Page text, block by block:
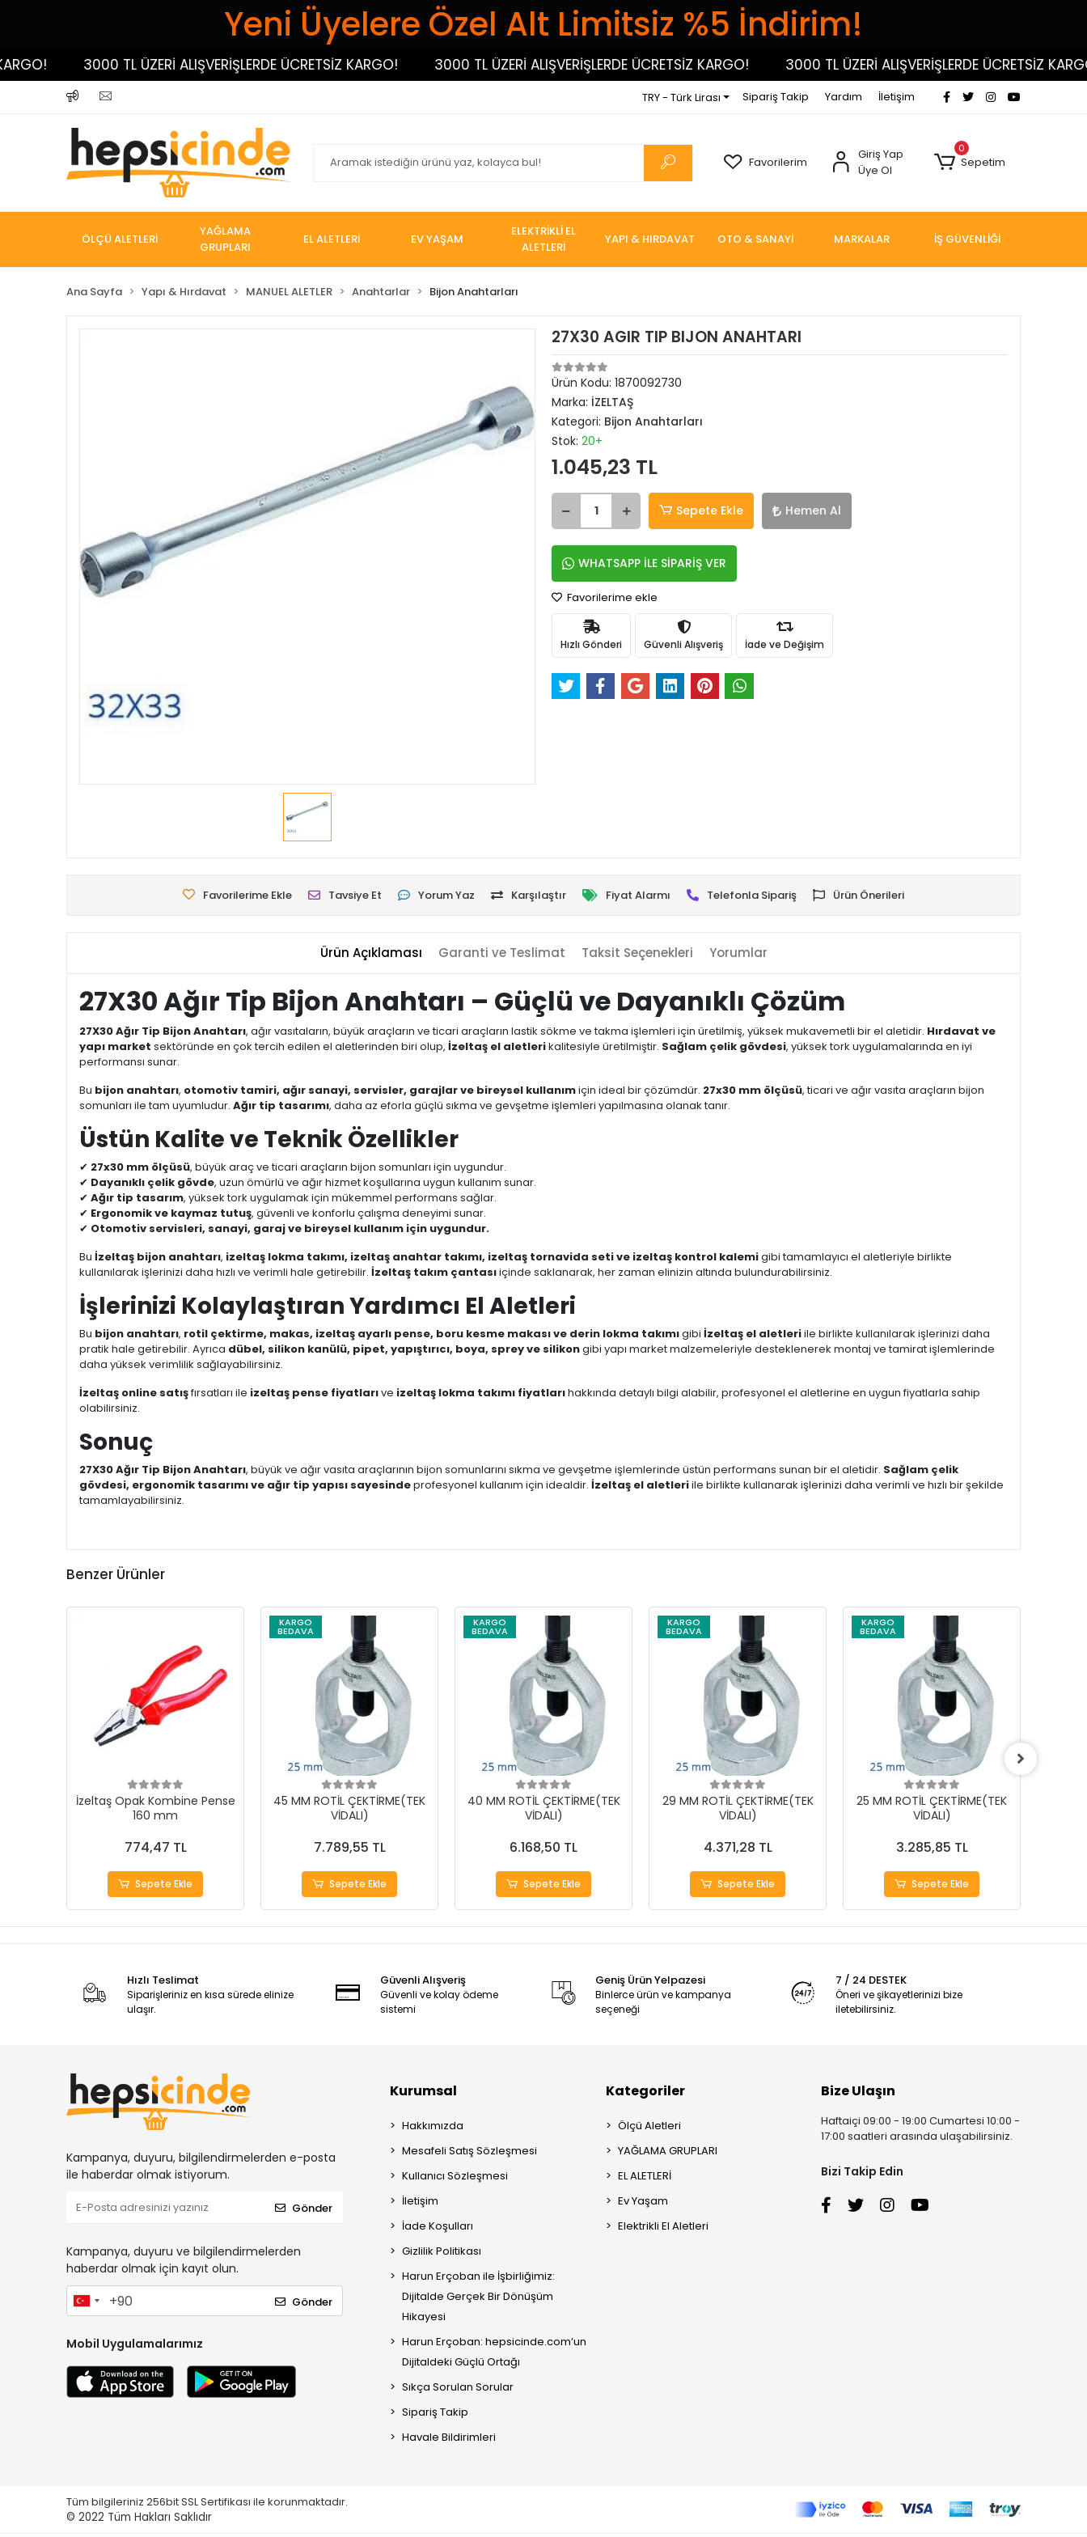
Yeni Üyelere Özel Alt Limitsiz %5 İndirim!
3000 TL ÜZERİ ALIŞVERİŞLERDE ÜCRETSİZ KARGO! 3000 TL ÜZERİ ALIŞVERİŞLERDE ÜCRETSİZ KARGO! 3000 TL ÜZERİ ALIŞVERİŞLERDE ÜCRETSİZ KARGO!
TRY - Türk Lirası Sipariş Takip Yardım İletişim
Favorilerim
Giriş Yap
Üye Ol
0
Sepetim
ÖLÇÜ ALETLERİ
YAĞLAMA
GRUPLARI
EL ALETLERİ EV YAŞAM
ELEKTRİKLİ EL
ALETLERİ
YAPI & HIRDAVAT OTO & SANAYİ MARKALAR İŞ GÜVENLİĞİ
Ana Sayfa Yapı & Hırdavat MANUEL ALETLER Anahtarlar Bijon Anahtarları
27X30 AGIR TIP BIJON ANAHTARI
Ürün Kodu: 1870092730
Marka: İZELTAŞ
Kategori: Bijon Anahtarları
Stok: 20+
1.045,23 TL
Sepete Ekle Hemen Al
WHATSAPP İLE SİPARİŞ VER
Favorilerime ekle
Hızlı Gönderi Güvenli Alışveriş İade ve Değişim
Favorilerime Ekle Tavsiye Et Yorum Yaz Karşılaştır Fiyat Alarmı Telefonla Sipariş Ürün Önerileri
Ürün Açıklaması Garanti ve Teslimat Taksit Seçenekleri Yorumlar
27X30 Ağır Tip Bijon Anahtarı – Güçlü ve Dayanıklı Çözüm
27X30 Ağır Tip Bijon Anahtarı, ağır vasıtaların, büyük araçların ve ticari araçların lastik sökme ve takma işlemleri için üretilmiş, yüksek mukavemetli bir el aletidir. Hırdavat ve
yapı market sektöründe en çok tercih edilen el aletlerinden biri olup, İzeltaş el aletlerikalitesiyle üretilmiştir. Sağlam çelik gövdesi, yüksek tork uygulamalarında en iyi
performansı sunar.
Bu bijon anahtarı, otomotiv tamiri, ağır sanayi, servisler, garajlar ve bireysel kullanımiçin ideal bir çözümdür. 27x30 mm ölçüsü, ticari ve ağır vasıta araçların bijon
somunları ile tam uyumludur. Ağır tip tasarımı, daha az eforla güçlü sıkma ve gevşetme işlemleri yapılmasına olanak tanır.
Üstün Kalite ve Teknik Özellikler
✔ 27x30 mm ölçüsü, büyük araç ve ticari araçların bijon somunları için uygundur.
✔ Dayanıklı çelik gövde, uzun ömürlü ve ağır hizmet koşullarına uygun kullanım sunar.
✔ Ağır tip tasarım, yüksek tork uygulamak için mükemmel performans sağlar.
✔ Ergonomik ve kaymaz tutuş, güvenli ve konforlu çalışma deneyimi sunar.
✔ Otomotiv servisleri, sanayi, garaj ve bireysel kullanım için uygundur.
Bu İzeltaş bijon anahtarı, izeltaş lokma takımı, izeltaş anahtar takımı, izeltaş tornavida seti ve izeltaş kontrol kalemigibi tamamlayıcı el aletleriyle birlikte
kullanılarak işlerinizi daha hızlı ve verimli hale getirebilir. İzeltaş takım çantasıiçinde saklanarak, her zaman elinizin altında bulundurabilirsiniz.
İşlerinizi Kolaylaştıran Yardımcı El Aletleri
Bu bijon anahtarı, rotil çektirme, makas, izeltaş ayarlı pense, boru kesme makası ve derin lokma takımıgibi İzeltaş el aletleriile birlikte kullanılarak işlerinizi daha
pratik hale getirebilir. Ayrıca dübel, silikon kanülü, pipet, yapıştırıcı, boya, sprey ve silikongibi yapı market malzemeleriyle desteklenerek montaj ve tamirat işlemlerinde
daha yüksek verimlilik sağlayabilirsiniz.
İzeltaş online satışfırsatları ile izeltaş pense fiyatlarıve izeltaş lokma takımı fiyatlarıhakkında detaylı bilgi alabilir, profesyonel el aletlerine en uygun fiyatlarla sahip
olabilirsiniz.
Sonuç
27X30 Ağır Tip Bijon Anahtarı, büyük ve ağır vasıta araçlarının bijon somunlarını sıkma ve gevşetme işlemlerinde üstün performans sunan bir el aletidir. Sağlam çelik
gövdesi, ergonomik tasarımı ve ağır tip yapısı sayesindeprofesyonel kullanım için idealdir. İzeltaş el aletleriile birlikte kullanarak işlerinizi daha verimli ve hızlı bir şekilde
tamamlayabilirsiniz.
Benzer Ürünler
İzeltaş Opak Kombine Pense
160 mm
774,47 TL
Sepete Ekle
KARGO
BEDAVA
45 MM ROTİL ÇEKTİRME(TEK
VİDALI)
7.789,55 TL
Sepete Ekle
KARGO
BEDAVA
40 MM ROTİL ÇEKTİRME(TEK
VİDALI)
6.168,50 TL
Sepete Ekle
KARGO
BEDAVA
29 MM ROTİL ÇEKTİRME(TEK
VİDALI)
4.371,28 TL
Sepete Ekle
KARGO
BEDAVA
25 MM ROTİL ÇEKTİRME(TEK
VİDALI)
3.285,85 TL
Sepete Ekle
Hızlı Teslimat
Siparişleriniz en kısa sürede elinize
ulaşır.
Güvenli Alışveriş
Güvenli ve kolay ödeme
sistemi
Geniş Ürün Yelpazesi
Binlerce ürün ve kampanya
seçeneği
7 / 24 DESTEK
Öneri ve şikayetlerinizi bize
iletebilirsiniz.
Kampanya, duyuru, bilgilendirmelerden e-posta
ile haberdar olmak istiyorum.
Gönder
Kampanya, duyuru ve bilgilendirmelerden
haberdar olmak için kayıt olun.
Gönder
Mobil Uygulamalarımız
Kurumsal
Hakkımızda
Mesafeli Satış Sözleşmesi
Kullanıcı Sözleşmesi
İletişim
İade Koşulları
Gizlilik Politikası
Harun Erçoban ile İşbirliğimiz:
Dijitalde Gerçek Bir Dönüşüm
Hikayesi
Harun Erçoban: hepsicinde.com’un
Dijitaldeki Güçlü Ortağı
Sıkça Sorulan Sorular
Sipariş Takip
Havale Bildirimleri
Kategoriler
Ölçü Aletleri
YAĞLAMA GRUPLARI
EL ALETLERİ
Ev Yaşam
Elektrikli El Aletleri
Bize Ulaşın
Haftaiçi 09:00 - 19:00 Cumartesi 10:00 -
17:00 saatleri arasında ulaşabilirsiniz.
Bizi Takip Edin
Tüm bilgileriniz 256bit SSL Sertifikası ile korunmaktadır.
© 2022 Tüm Hakları Saklıdır